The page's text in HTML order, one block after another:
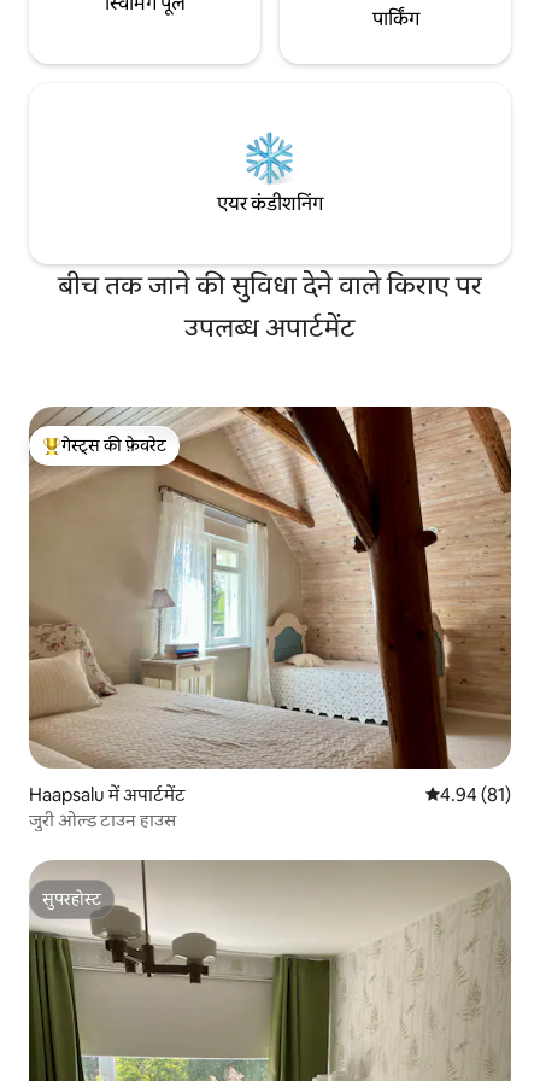
पार्किंग
एयर कंडीशनिंग
बीच तक जाने की सुविधा देने वाले किराए पर
उपलब्ध अपार्टमेंट
गेस्ट्स का टॉप फ़ेवरेट
गेस्ट्स की फ़ेवरेट
Haapsalu में अपार्टमेंट औसत रेटिंग 5 में
4.94 (81)
जुरी ओल्ड टाउन हाउस
सुपरहोस्ट
सुपरहोस्ट